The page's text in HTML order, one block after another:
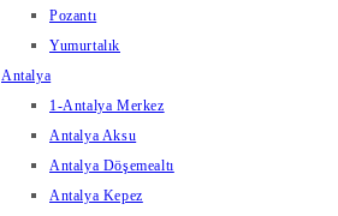
Pozantı
Yumurtalık
Antalya
1-Antalya Merkez
Antalya Aksu
Antalya Döşemealtı
Antalya Kepez